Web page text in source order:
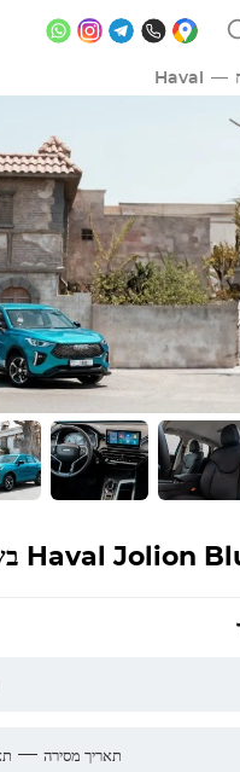
Haval
Haval Jolion
— תאריך מסירה